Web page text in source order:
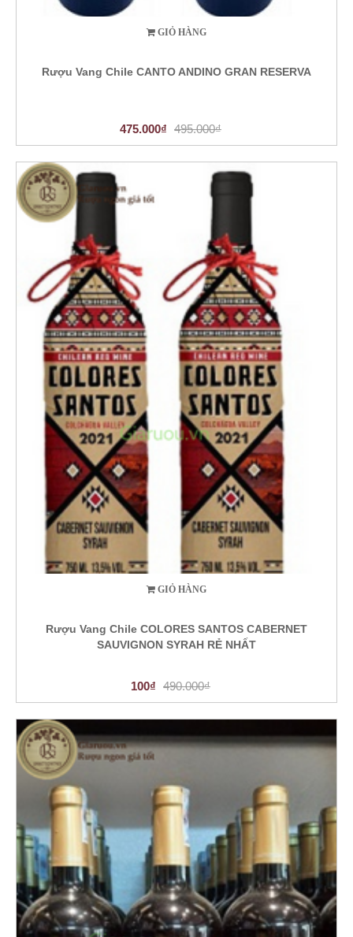
GIỎ HÀNG
Rượu Vang Chile CANTO ANDINO GRAN RESERVA
475.000₫ 495.000₫
GIỎ HÀNG
Rượu Vang Chile COLORES SANTOS CABERNET
SAUVIGNON SYRAH RẺ NHẤT
100₫ 490.000₫